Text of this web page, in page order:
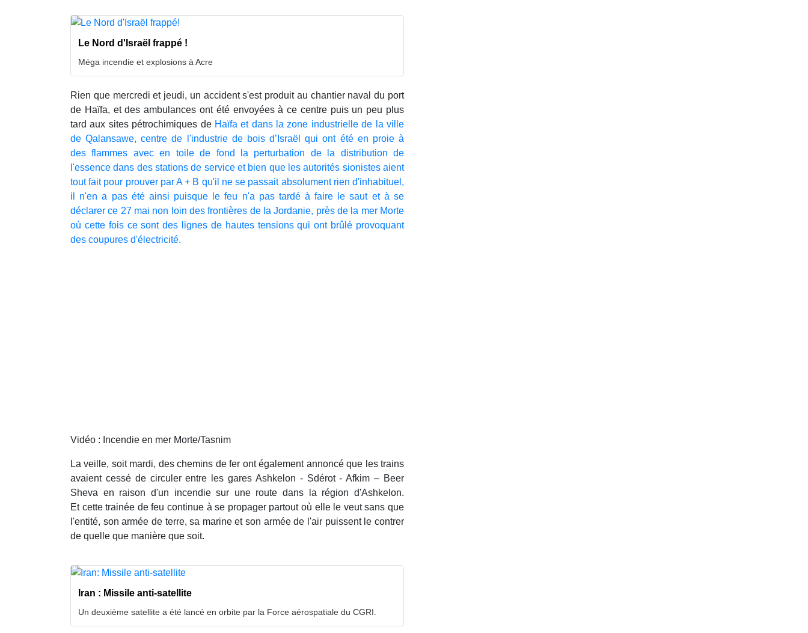
Le Nord d'Israël frappé !
Méga incendie et explosions à Acre
Rien que mercredi et jeudi, un accident s'est produit au chantier naval du port
de Haïfa, et des ambulances ont été envoyées à ce centre puis un peu plus
tard aux sites pétrochimiques deHaïfa et dans la zone industrielle de la ville
de Qalansawe, centre de l'industrie de bois d’Israël qui ont été en proie à
des flammes avec en toile de fond la perturbation de la distribution de
l'essence dans des stations de service et bien que les autorités sionistes aient
tout fait pour prouver par A + B qu'il ne se passait absolument rien d'inhabituel,
il n'en a pas été ainsi puisque le feu n'a pas tardé à faire le saut et à se
déclarer ce 27 mai non loin des frontières de la Jordanie, près de la mer Morte
où cette fois ce sont des lignes de hautes tensions qui ont brûlé provoquant
des coupures d'électricité.
Vidéo : Incendie en mer Morte/Tasnim
La veille, soit mardi, des chemins de fer ont également annoncé que les trains
avaient cessé de circuler entre les gares Ashkelon - Sdérot - Afkim – Beer
Sheva en raison d'un incendie sur une route dans la région d'Ashkelon.
Et cette trainée de feu continue à se propager partout où elle le veut sans que
l'entité, son armée de terre, sa marine et son armée de l'air puissent le contrer
de quelle que manière que soit.
Iran : Missile anti-satellite
Un deuxième satellite a été lancé en orbite par la Force aérospatiale du CGRI.